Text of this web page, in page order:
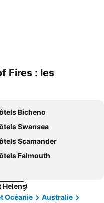
Fires : les
Bicheno
Swansea
Scamander
Falmouth
Helens
Océanie
Australie